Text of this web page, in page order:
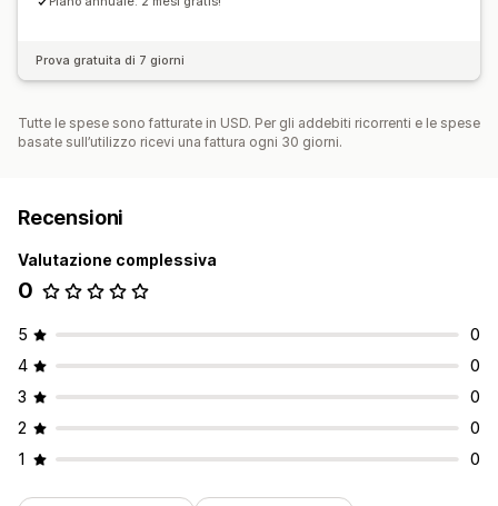
Prova gratuita di 7 giorni
Tutte le spese sono fatturate in USD. Per gli addebiti ricorrenti e le spese
basate sull’utilizzo ricevi una fattura ogni 30 giorni.
Recensioni
Valutazione complessiva
0
5
0
4
0
3
0
2
0
1
0